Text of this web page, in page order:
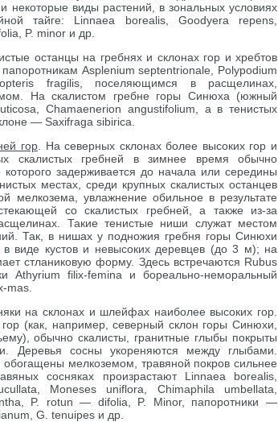
некоторые виды растений, в зональных условиях
тайге: Linnaea borealis, Goodyera repens,
P. minor и др.
останцы на гребнях и склонах гор и хребтов
Asplenium septentrionale, Polypodium
fragilis, поселяющимся в расщелинах,
На скалистом гребне горы Синюха (южный
Chamaenerion angustifolium, а в тенистых
— Saxifraga sibirica.
гор. На северных склонах более высоких гор и
скалистых гребней в зимнее время обычно
которого задерживается до начала или середины
местах, среди крупных скалистых останцев
мелкозема, увлажнение обильное в результате
со скалистых гребней, а также из-за
Такие тенистые ниши служат местом
Так, в нишах у подножия гребня горы Синюхи
в виде кустов и невысоких деревцев (до 3 м); на
стланиковую форму. Здесь встречаются Rubus
Athyrium filix-femina и бореально-неморальный
mas.
на склонах и шлейфах наиболее высоких гор.
(как, например, северный склон горы Синюхи,
обычно скалисты, гранитные глыбы покрыты
Деревья сосны укореняются между глыбами.
мелкоземом, травяной покров сильнее
сосняках произрастают Linnaea borealis,
Moneses uniflora, Chimaphila umbellata,
P. rotun — difolia, P. Minor, папоротники —
G. tenuipes и др.